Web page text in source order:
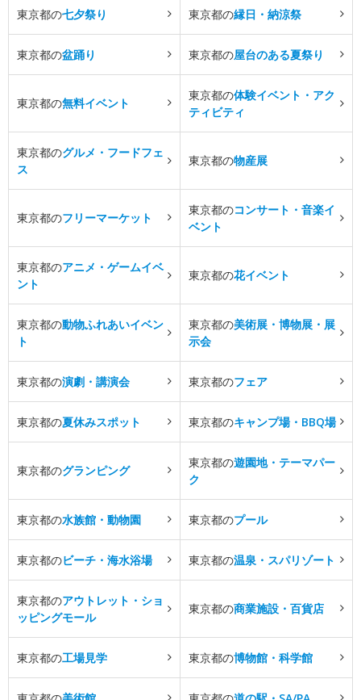
東京都の七夕祭り 東京都の縁日・納涼祭
東京都の盆踊り 東京都の屋台のある夏祭り
東京都の無料イベント
東京都の体験イベント・アク
ティビティ
東京都のグルメ・フードフェ
ス
東京都の物産展
東京都のフリーマーケット
東京都のコンサート・音楽イ
ベント
東京都のアニメ・ゲームイベ
ント
東京都の花イベント
東京都の動物ふれあいイベン
ト
東京都の美術展・博物展・展
示会
東京都の演劇・講演会 東京都のフェア
東京都の夏休みスポット 東京都のキャンプ場・BBQ場
東京都のグランピング
東京都の遊園地・テーマパー
ク
東京都の水族館・動物園 東京都のプール
東京都のビーチ・海水浴場 東京都の温泉・スパリゾート
東京都のアウトレット・ショ
ッピングモール
東京都の商業施設・百貨店
東京都の工場見学 東京都の博物館・科学館